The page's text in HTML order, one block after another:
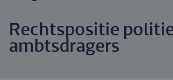
Rechtspositie
ambtsdragers